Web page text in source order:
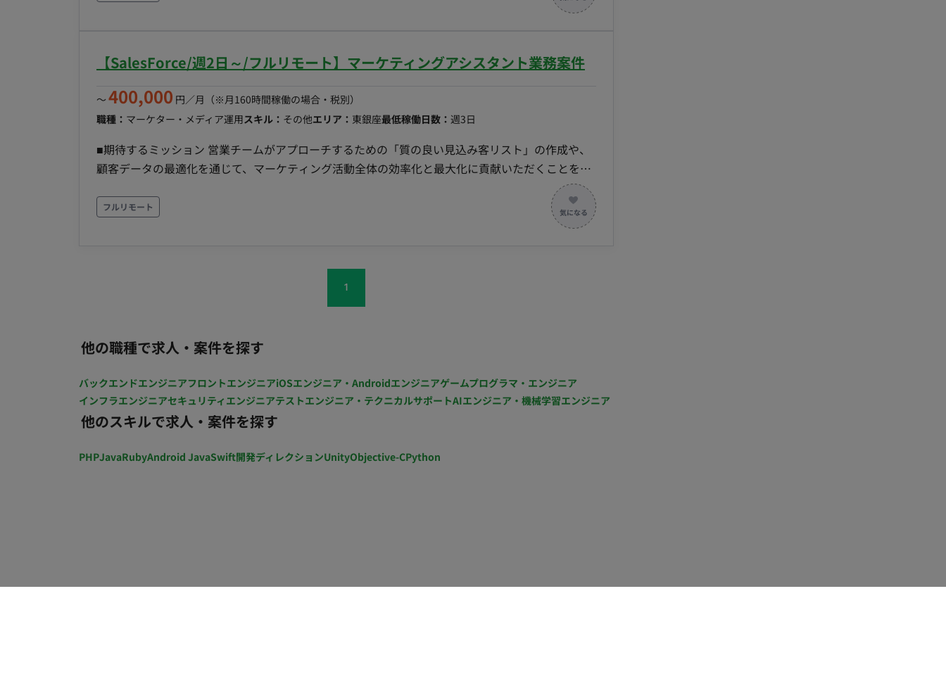
【SalesForce/週2日～/フルリモート】マーケティングアシスタント業務案件
〜 400,000 円／月 （※月160時間稼働の場合・税別）
職種： マーケター・メディア運用スキル： その他エリア： 東銀座最低稼働日数： 週3日
■期待するミッション 営業チームがアプローチするための「質の良い見込み客リスト」の作成や、
顧客データの最適化を通じて、マーケティング活動全体の効率化と最大化に貢献いただくことを期
ティング領域におけるオペレーション業務全般を担当いただきます。 ・SalesForce/Pardotを活用
した顧客データ管理および運用支援 * Excel/スプレッドシート（VLOOKUP関数等）を用いた大量の
社できる方優遇
フルリモート
1
他の職種で求人・案件を探す
バックエンドエンジニアフロントエンジニアiOSエンジニア・Androidエンジニアゲームプログラマ・エンジニア
インフラエンジニアセキュリティエンジニアテストエンジニア・テクニカルサポートAIエンジニア・機械学習エンジニア
他のスキルで求人・案件を探す
PHPJavaRubyAndroid JavaSwift開発ディレクションUnityObjective-CPython